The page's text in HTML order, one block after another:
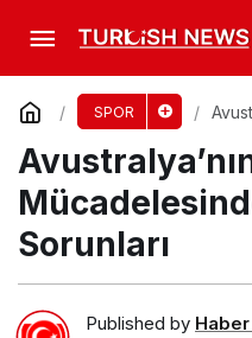
SPOR
Sorunları
Published by
Carey’nin
Yarattı
Comment